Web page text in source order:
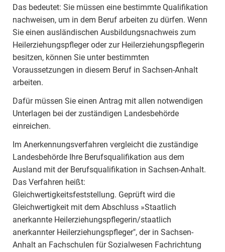
Das bedeutet: Sie müssen eine bestimmte Qualifikation
nachweisen, um in dem Beruf arbeiten zu dürfen. Wenn
Sie einen ausländischen Ausbildungsnachweis zum
Heilerziehungspfleger oder zur Heilerziehungspflegerin
besitzen, können Sie unter bestimmten
Voraussetzungen in diesem Beruf in Sachsen-Anhalt
arbeiten.
Dafür müssen Sie einen Antrag mit allen notwendigen
Unterlagen bei der zuständigen Landesbehörde
einreichen.
Im Anerkennungsverfahren vergleicht die zuständige
Landesbehörde Ihre Berufsqualifikation aus dem
Ausland mit der Berufsqualifikation in Sachsen-Anhalt.
Das Verfahren heißt:
Gleichwertigkeitsfeststellung. Geprüft wird die
Gleichwertigkeit mit dem Abschluss »Staatlich
anerkannte Heilerziehungspflegerin/staatlich
anerkannter Heilerziehungspfleger", der in Sachsen-
Anhalt an Fachschulen für Sozialwesen Fachrichtung